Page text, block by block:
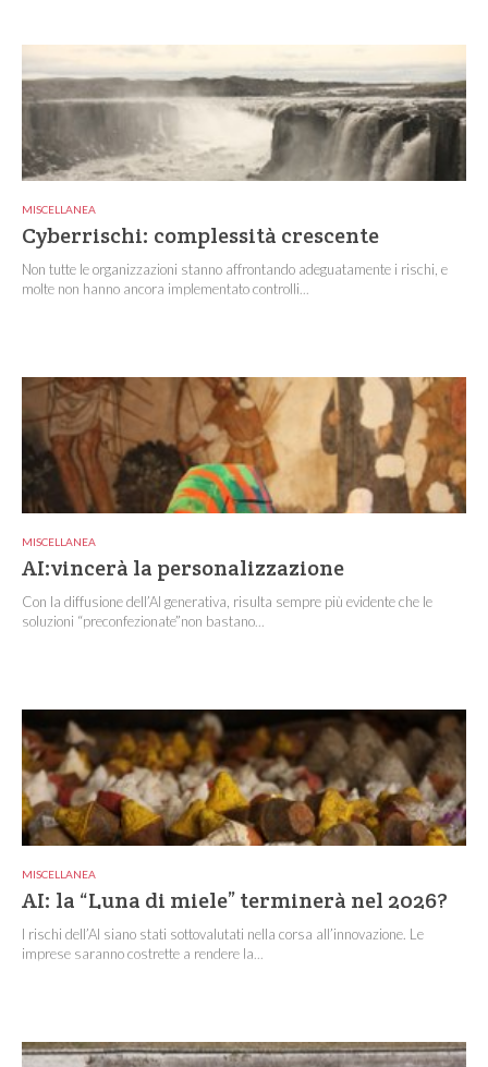
MISCELLANEA
Cyberrischi: complessità crescente
Non tutte le organizzazioni stanno affrontando adeguatamente i rischi, e
molte non hanno ancora implementato controlli...
MISCELLANEA
AI:vincerà la personalizzazione
Con la diffusione dell’AI generativa, risulta sempre più evidente che le
soluzioni “preconfezionate”non bastano...
MISCELLANEA
AI: la “Luna di miele” terminerà nel 2026?
I rischi dell’AI siano stati sottovalutati nella corsa all’innovazione. Le
imprese saranno costrette a rendere la...